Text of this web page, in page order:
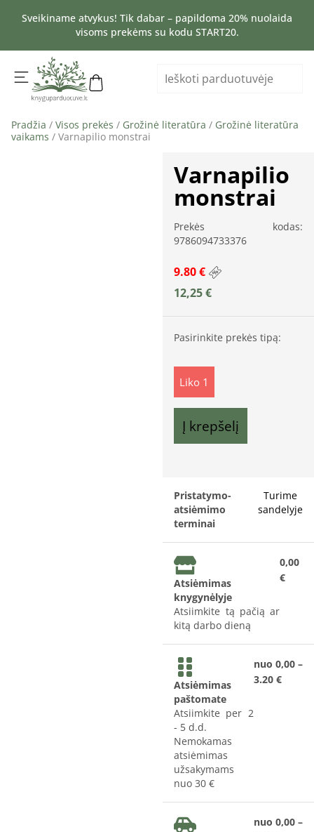
Sveikiname atvykus! Tik dabar – papildoma 20% nuolaida
visoms prekėms su kodu START20.
Pradžia / Visos prekės / Grožinė literatūra / Grožinė literatūra
vaikams / Varnapilio monstrai
Varnapilio
monstrai
Prekės kodas:
9786094733376
9.80 €
12,25€
Pasirinkite prekės tipą:
Liko 1
Į krepšelį
Pristatymo-
atsiėmimo
terminai
Turime
sandelyje
Atsiėmimas
knygynėlyje
Atsiimkite tą pačią ar
kitą darbo dieną
0,00
€
Atsiėmimas
paštomate
Atsiimkite per 2
- 5 d.d.
Nemokamas
atsiėmimas
užsakymams
nuo 30 €
nuo 0,00 –
3.20 €
nuo 0,00 –